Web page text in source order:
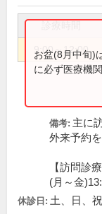
9:00～12:00
お盆(8月中旬)
に必ず医療機
備考: 主に
外来予約
【訪問診療
(月～金
休診日: 土、日、祝